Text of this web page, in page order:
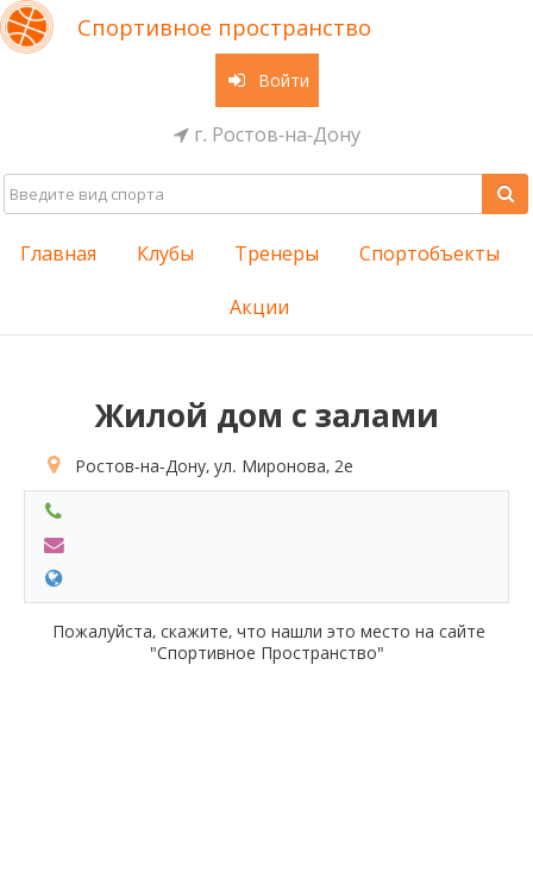
Спортивное пространство
Войти
г. Ростов-на-Дону
Главная Клубы Тренеры Спортобъекты
Акции
Жилой дом с залами
Ростов-на-Дону, ул. Миронова, 2е
Пожалуйста, скажите, что нашли это место на сайте
"Спортивное Пространство"